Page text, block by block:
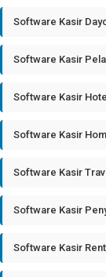
Software Kasir
Software Kasir
Software Kasir
Software Kasir
Software Kasir
Software Kasir
Software Kasir